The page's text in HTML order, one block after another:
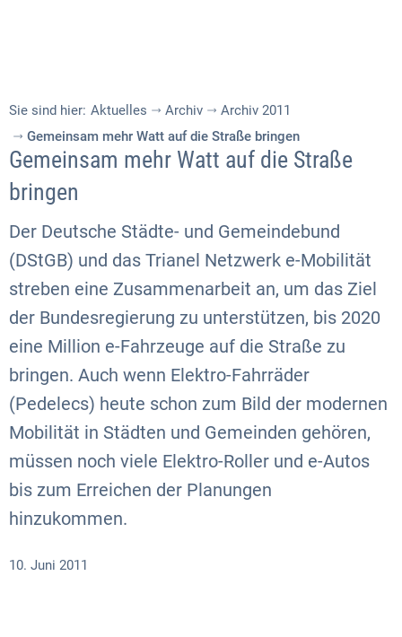
Sie sind hier: Aktuelles Archiv
Archiv 2011
Gemeinsam mehr Watt auf die Straße bringen
Gemeinsam mehr Watt auf die Straße
bringen
Der Deutsche Städte- und Gemeindebund
(DStGB) und das Trianel Netzwerk e-Mobilität
streben eine Zusammenarbeit an, um das Ziel
der Bundesregierung zu unterstützen, bis 2020
eine Million e-Fahrzeuge auf die Straße zu
bringen. Auch wenn Elektro-Fahrräder
(Pedelecs) heute schon zum Bild der modernen
Mobilität in Städten und Gemeinden gehören,
müssen noch viele Elektro-Roller und e-Autos
bis zum Erreichen der Planungen
hinzukommen.
10. Juni 2011